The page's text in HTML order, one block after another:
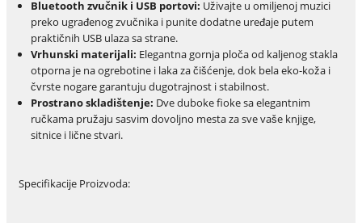
Bluetooth zvučnik i USB portovi: Uživajte u omiljenoj muzici
preko ugrađenog zvučnika i punite dodatne uređaje putem
praktičnih USB ulaza sa strane.
Vrhunski materijali: Elegantna gornja ploča od kaljenog stakla
otporna je na ogrebotine i laka za čišćenje, dok bela eko-koža i
čvrste nogare garantuju dugotrajnost i stabilnost.
Prostrano skladištenje: Dve duboke fioke sa elegantnim
ručkama pružaju sasvim dovoljno mesta za sve vaše knjige,
sitnice i lične stvari.
Specifikacije Proizvoda: